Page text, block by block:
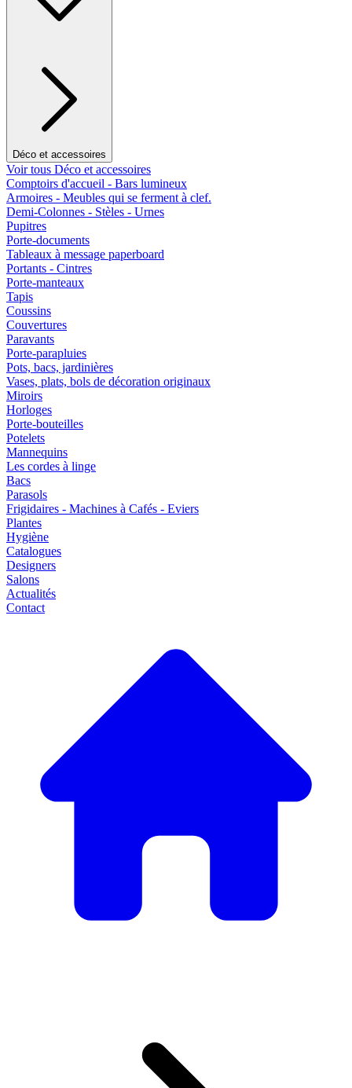
Déco et accessoires
Voir tous Déco et accessoires
Comptoirs d'accueil - Bars lumineux
Armoires - Meubles qui se ferment à clef.
Demi-Colonnes - Stèles - Urnes
Pupitres
Porte-documents
Tableaux à message paperboard
Portants - Cintres
Porte-manteaux
Tapis
Coussins
Couvertures
Paravants
Porte-parapluies
Pots, bacs, jardinières
Vases, plats, bols de décoration originaux
Miroirs
Horloges
Porte-bouteilles
Potelets
Mannequins
Les cordes à linge
Bacs
Parasols
Frigidaires - Machines à Cafés - Eviers
Plantes
Hygiène
Catalogues
Designers
Salons
Actualités
Contact